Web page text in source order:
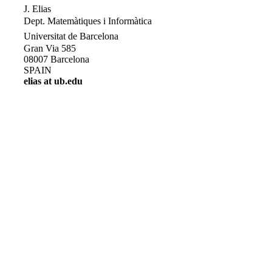
J. Elias
Dept. Matemàtiques i Informàtica
Universitat de Barcelona
Gran Via 585
08007 Barcelona
SPAIN
elias at ub.edu